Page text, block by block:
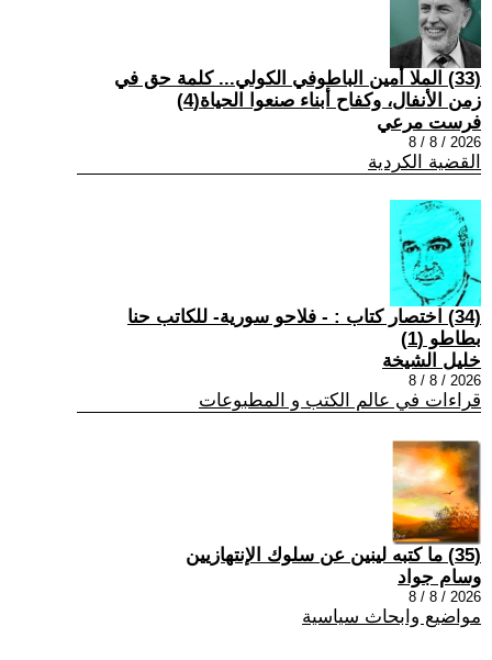
(33) الملا أمين الباطوفي الكولي... كلمة حق في
زمن الأنفال، وكفاح أبناء صنعوا الحياة(4)
فرست مرعي
2026 / 8 / 8
القضية الكردية
(34) اختصار كتاب : - فلاحو سورية- للكاتب حنا
بطاطو (1)
خليل الشيخة
2026 / 8 / 8
قراءات في عالم الكتب و المطبوعات
(35) ما كتبه لينين عن سلوك الإنتهازيين
وسام جواد
2026 / 8 / 8
مواضيع وابحاث سياسية